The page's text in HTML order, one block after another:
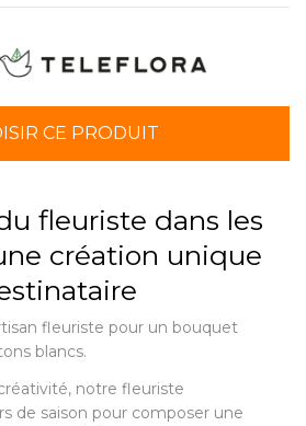
CE PRODUIT
fleuriste dans les
création unique
fleuriste pour un bouquet
blancs.
notre fleuriste
de saison pour composer une